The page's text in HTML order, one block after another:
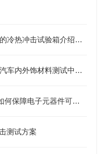
符合电子电器元件行业试验标准的冷热冲击试验箱介绍与产品推荐
不止于电子：冷热冲击试验箱在汽车内外饰材料测试中的关键角色
守护“芯”脏——冷热冲击试验箱如何保障电子元器件可靠性
测试方案